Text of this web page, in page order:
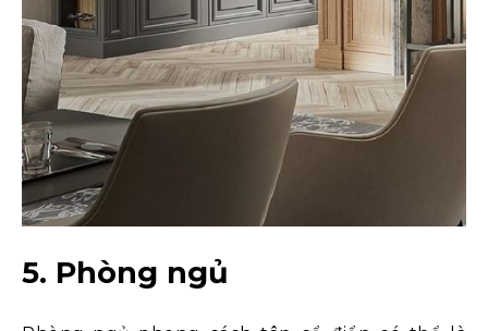
5. Phòng ngủ